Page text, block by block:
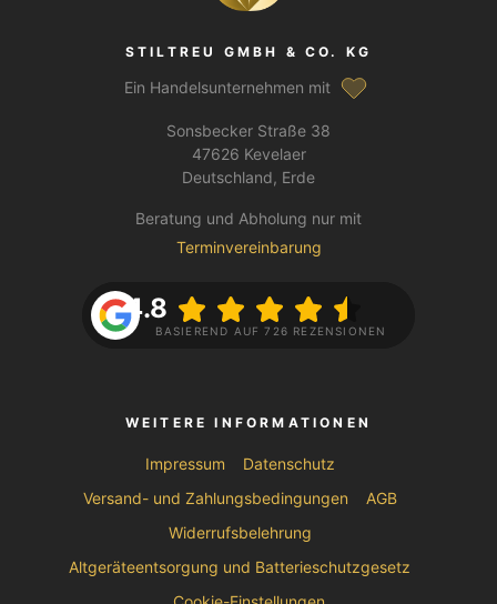
STILTREU GMBH & CO. KG
Ein Handelsunternehmen mit
Sonsbecker Straße 38
47626 Kevelaer
Deutschland, Erde
Beratung und Abholung nur mit
Terminvereinbarung
4.8
BASIEREND AUF 726 REZENSIONEN
WEITERE INFORMATIONEN
Impressum
Datenschutz
Versand- und Zahlungsbedingungen
AGB
Widerrufsbelehrung
Altgeräteentsorgung und Batterieschutzgesetz